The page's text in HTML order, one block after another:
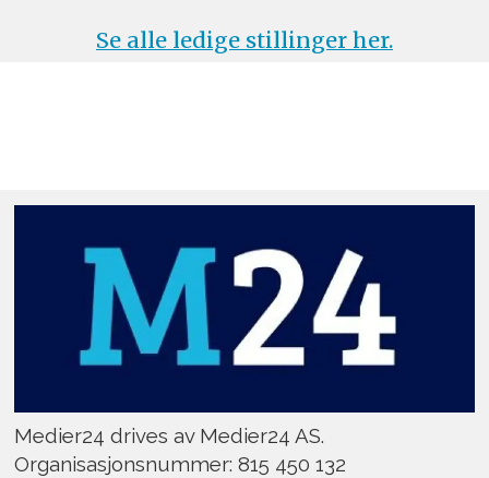
Se alle ledige stillinger her.
Medier24 drives av Medier24 AS.
Organisasjonsnummer: 815 450 132